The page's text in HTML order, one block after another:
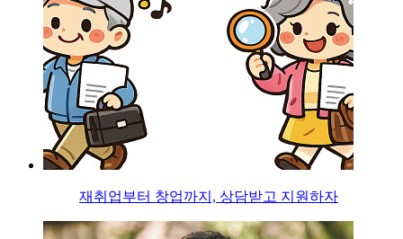
재취업부터 창업까지, 상담받고 지원하자